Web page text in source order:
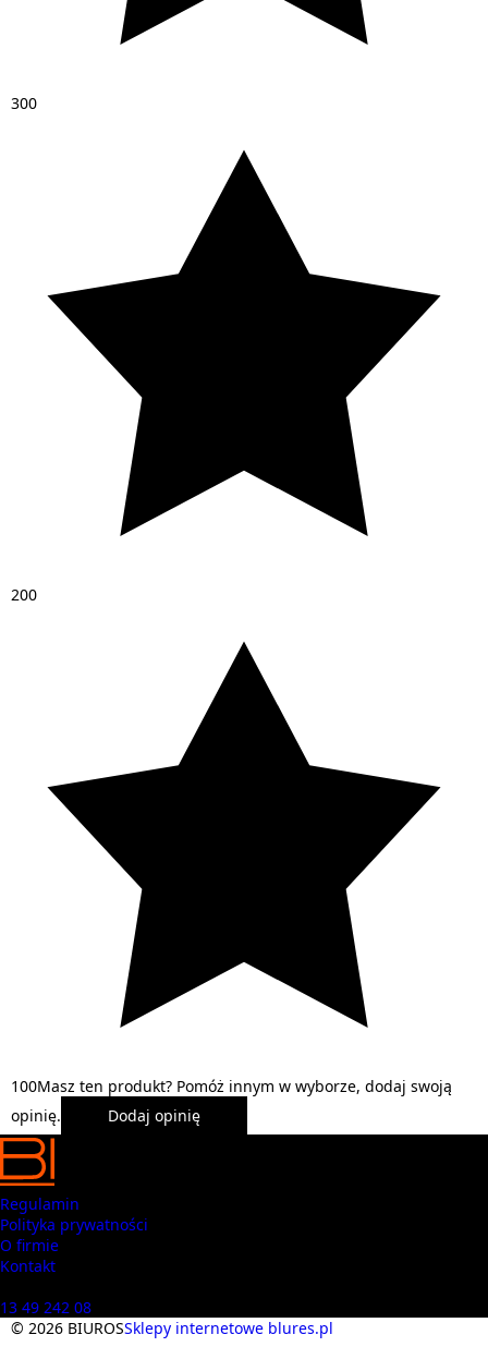
300
200
100Masz ten produkt? Pomóż innym w wyborze, dodaj swoją
opinię.
Dodaj opinię
Regulamin
Polityka prywatności
O firmie
Kontakt
13 49 242 08
© 2026 BIUROSSklepy internetowe blures.pl